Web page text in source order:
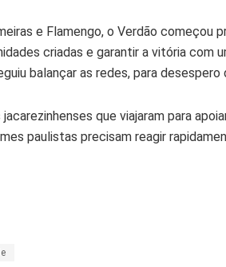
e Flamengo, o Verdão começou
criadas e garantir a vitória com
balançar as redes, para
que viajaram para
paulistas precisam reagir